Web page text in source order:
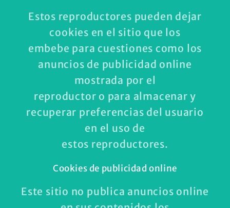
Estos reproductores pueden dejar
cookies en el sitio que los
embebe para cuestiones como los
anuncios de publicidad online
mostrada por el
reproductor o para almacenar y
recuperar preferencias del usuario
en el uso de
estos reproductores.
Cookies de publicidad online
Este sitio no publica anuncios online